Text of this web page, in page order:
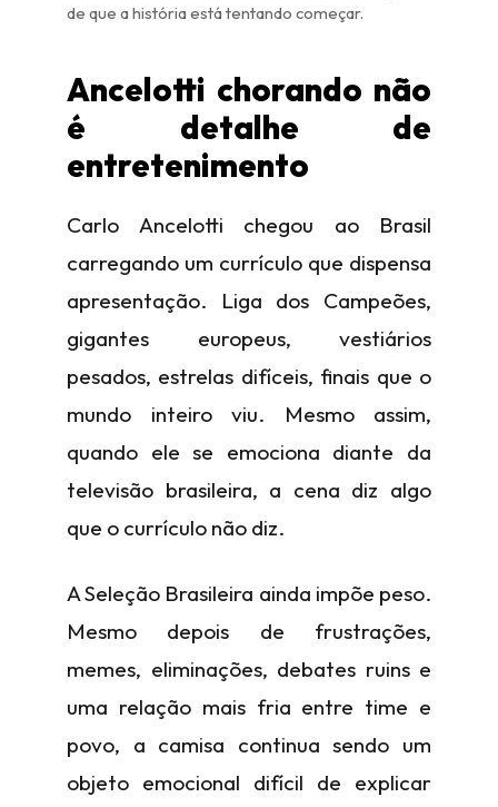
de que a história está tentando começar.
Ancelotti chorando não
é detalhe de
entretenimento
Carlo Ancelotti chegou ao Brasil
carregando um currículo que dispensa
apresentação. Liga dos Campeões,
gigantes europeus, vestiários
pesados, estrelas difíceis, finais que o
mundo inteiro viu. Mesmo assim,
quando ele se emociona diante da
televisão brasileira, a cena diz algo
que o currículo não diz.
A Seleção Brasileira ainda impõe peso.
Mesmo depois de frustrações,
memes, eliminações, debates ruins e
uma relação mais fria entre time e
povo, a camisa continua sendo um
objeto emocional difícil de explicar